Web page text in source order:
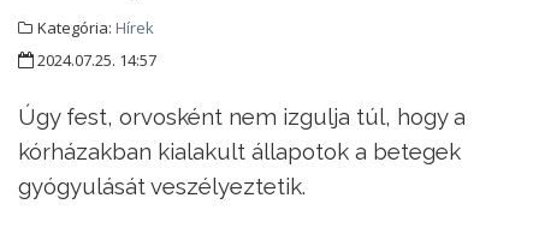
Kategória: Hírek
2024.07.25. 14:57
Úgy fest, orvosként nem izgulja túl, hogy a
kórházakban kialakult állapotok a betegek
gyógyulását veszélyeztetik.